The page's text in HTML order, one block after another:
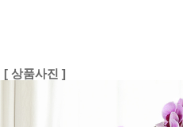
[ 상품사진 ]